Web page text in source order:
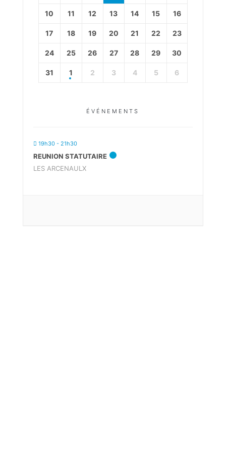
10 11 12 13 14 15 16
17 18 19 20 21 22 23
24 25 26 27 28 29 30
31 1 2 3 4 5 6
ÉVÉNEMENTS
19h30 - 21h30
REUNION STATUTAIRE
LES ARCENAULX